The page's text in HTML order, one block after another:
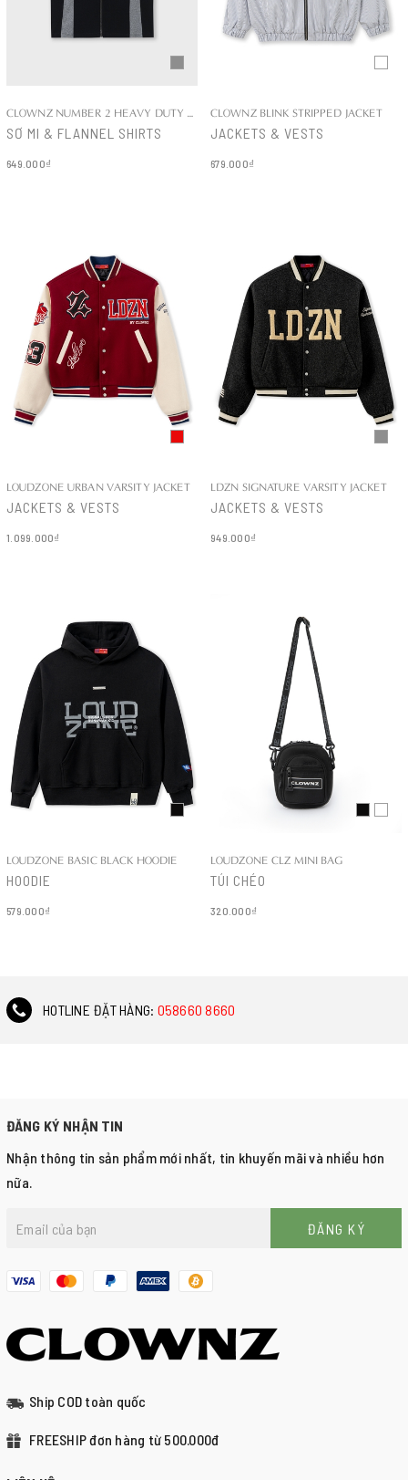
SƠ MI & FLANNEL SHIRTS
649.000₫
CLOWNZ BLINK STRIPPED JACKET
JACKETS & VESTS
679.000₫
LOUDZONE URBAN VARSITY JACKET
JACKETS & VESTS
1.099.000₫
LDZN SIGNATURE VARSITY JACKET
JACKETS & VESTS
949.000₫
LOUDZONE BASIC BLACK HOODIE
HOODIE
579.000₫
LOUDZONE CLZ MINI BAG
TÚI CHÉO
320.000₫
HOTLINE ĐẶT HÀNG: 058660 8660
Ship COD toàn quốc
FREESHIP đơn hàng từ 500.000đ
ĐĂNG KÝ NHẬN TIN
Nhận thông tin sản phẩm mới nhất, tin khuyến mãi và nhiều hơn
nữa.
ĐĂNG KÝ